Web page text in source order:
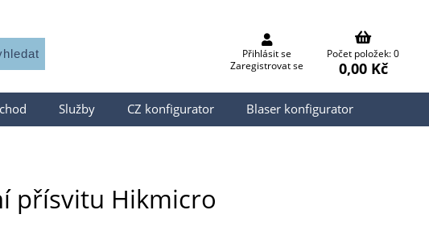
Přihlásit se
Zaregistrovat se
Počet položek: 0
0,00 Kč
Služby CZ konfigurator Blaser konfigurator
přísvitu Hikmicro